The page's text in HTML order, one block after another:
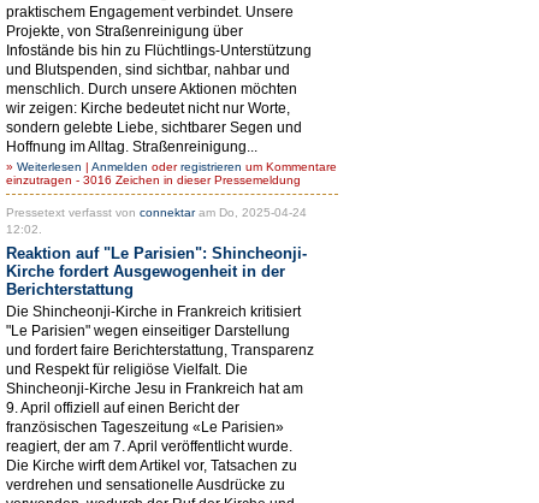
praktischem Engagement verbindet. Unsere
Projekte, von Straßenreinigung über
Infostände bis hin zu Flüchtlings-Unterstützung
und Blutspenden, sind sichtbar, nahbar und
menschlich. Durch unsere Aktionen möchten
wir zeigen: Kirche bedeutet nicht nur Worte,
sondern gelebte Liebe, sichtbarer Segen und
Hoffnung im Alltag. Straßenreinigung...
» Weiterlesen | Anmelden oderregistrieren um Kommentare
einzutragen - 3016 Zeichen in dieser Pressemeldung
Pressetext verfasst von connektaram Do, 2025-04-24
12:02.
Reaktion auf "Le Parisien": Shincheonji-
Kirche fordert Ausgewogenheit in der
Berichterstattung
Die Shincheonji-Kirche in Frankreich kritisiert
"Le Parisien" wegen einseitiger Darstellung
und fordert faire Berichterstattung, Transparenz
und Respekt für religiöse Vielfalt. Die
Shincheonji-Kirche Jesu in Frankreich hat am
9. April offiziell auf einen Bericht der
französischen Tageszeitung «Le Parisien»
reagiert, der am 7. April veröffentlicht wurde.
Die Kirche wirft dem Artikel vor, Tatsachen zu
verdrehen und sensationelle Ausdrücke zu